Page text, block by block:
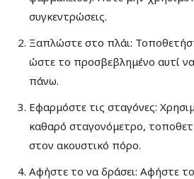
συγκεντρώσεις.
Ξαπλώστε στο πλάι:
ώστε το προσβεβλημένο αυτί
πάνω.
Εφαρμόστε τις σταγόνες:
καθαρό σταγονόμετρο,
στον ακουστικό πόρο.
Αφήστε το να δράσει: Αφήστε